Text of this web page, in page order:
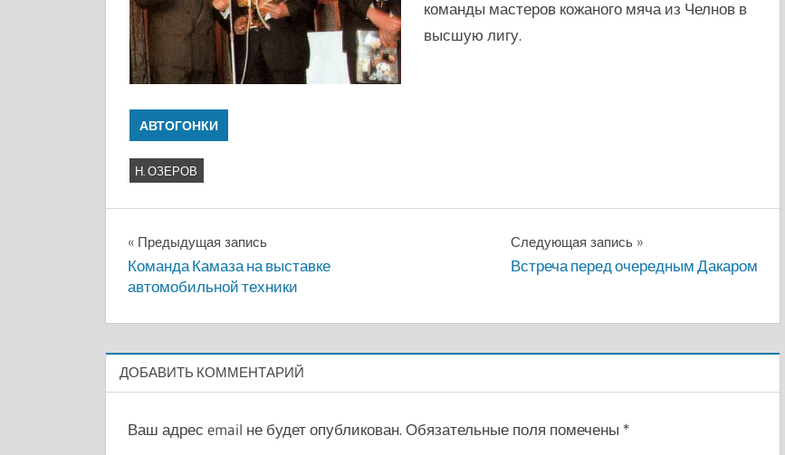
команды мастеров кожаного мяча из Челнов в
высшую лигу.
АВТОГОНКИ
Н. ОЗЕРОВ
Навигация
по
записям
Предыдущая запись
Команда Камаза на выставке
автомобильной техники
Следующая запись
Встреча перед очередным Дакаром
ДОБАВИТЬ КОММЕНТАРИЙ
Ваш адрес email не будет опубликован.Обязательные поля помечены *